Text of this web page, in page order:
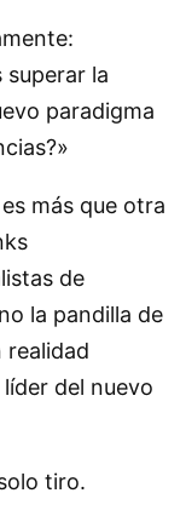
superar la
paradigma
más que otra
de
la pandilla de
realidad
del nuevo
tiro.